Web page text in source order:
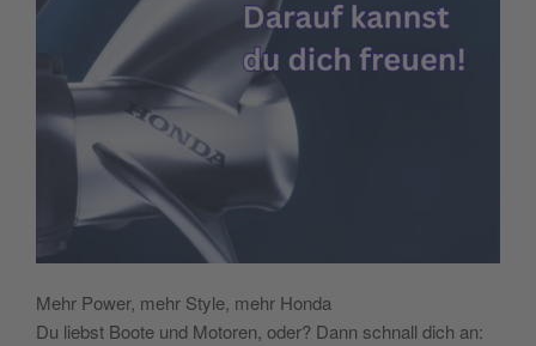
Mehr Power, mehr Style, mehr Honda
Du liebst Boote und Motoren, oder? Dann schnall dich an: